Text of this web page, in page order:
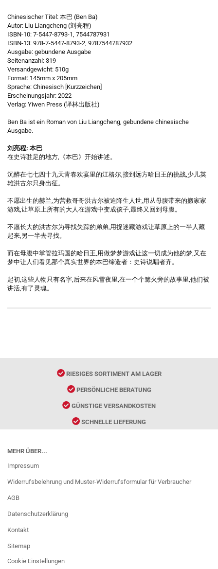
Chinesischer Titel: 本巴 (Ben Ba)
Autor: Liu Liangcheng (刘亮程)
ISBN-10: 7-5447-8793-1, 7544787931
ISBN-13: 978-7-5447-8793-2, 9787544787932
Ausgabe: gebundene Ausgabe
Seitenanzahl: 319
Versandgewicht: 510g
Format: 145mm x 205mm
Sprache: Chinesisch [Kurzzeichen]
Erscheinungsjahr: 2022
Verlag: Yiwen Press (译林出版社)
Ben Ba ist ein Roman von Liu Liangcheng, gebundene chinesische
Ausgabe.
刘亮程: 本巴
在史诗驻足的地方,《本巴》开始讲述。
沉醉在七七四十九天青春欢宴里的江格尔,接到远方哈日王的挑战,少儿英
雄洪古尔只身出征。
不愿出生的赫兰,为营救哥哥洪古尔被迫降生人世,用从母腹带来的搬家家
游戏,让草原上所有的大人在游戏中变成孩子,最终又回到母腹。
不愿长大的洪古尔为寻找失踪的弟弟,用捉迷藏游戏让草原上的一半人藏
起来,另一半去寻找。
而在母腹中掌管拉玛国的哈日王,用做梦梦游戏让这一切成为他的梦,又在
梦中让人们看见那个真实世界的本巴缔造者：史诗说唱者齐。
起初,这些人物只有名字,后来在风雪夜里,在一个个篝火旁的故事里,他们被
讲活,有了灵魂。
RIESIGES SORTIMENT AM LAGER
PERSÖNLICHE BERATUNG
GÜNSTIGE VERSANDKOSTEN
SCHNELLE LIEFERUNG
MEHR ÜBER...
Impressum
Widerrufsbelehrung und Muster-Widerrufsformular für Verbraucher
AGB
Datenschutzerklärung
Kontakt
Sitemap
Cookie Einstellungen